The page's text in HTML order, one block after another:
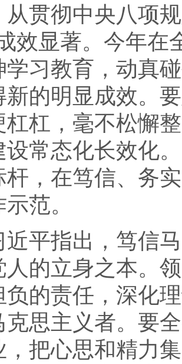
从贯彻中央八项
效显著。今年
学习教育，动真
新的明显成效。
杠杠，毫不松懈
设常态化长效化
杆，在笃信、务
范。
指出，笃信马
人的立身之本。
负的责任，深化
克思主义者。要
，把心思和精力